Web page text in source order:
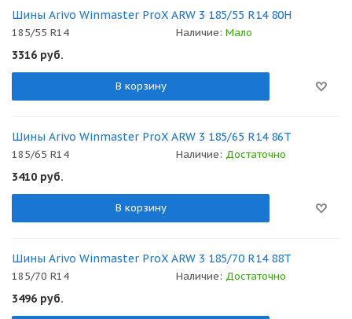
Шины Arivo Winmaster ProX ARW 3 185/55 R14 80H
185/55 R14 Наличие: Мало
3316 руб.
В корзину
Шины Arivo Winmaster ProX ARW 3 185/65 R14 86T
185/65 R14 Наличие: Достаточно
3410 руб.
В корзину
Шины Arivo Winmaster ProX ARW 3 185/70 R14 88T
185/70 R14 Наличие: Достаточно
3496 руб.